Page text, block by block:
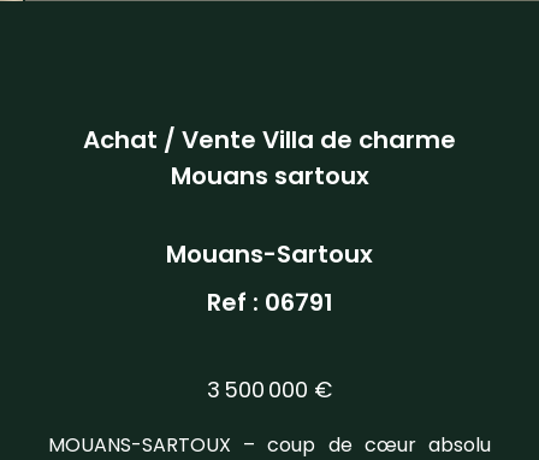
Achat / Vente Villa de charme
Mouans sartoux
Mouans-Sartoux
Ref : 06791
3 500 000 €
MOUANS-SARTOUX – coup de cœur absolu